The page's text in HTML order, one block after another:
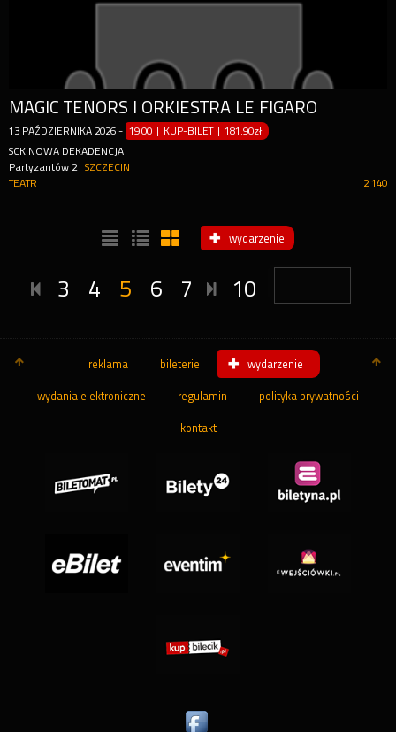
MAGIC TENORS I ORKIESTRA LE FIGARO
13 PAŹDZIERNIKA 2026 - 19:00 | KUP-BILET |181.90zł
SCK NOWA DEKADENCJA
Partyzantów 2
SZCZECIN
2 140
TEATR
wydarzenie
3 4 5 6 7 10
reklama bileterie wydarzenie
wydania elektroniczne regulamin polityka prywatności
kontakt